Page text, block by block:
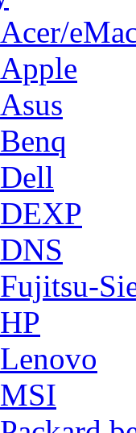
Acer/
Apple
Asus
Benq
Dell
DEXP
DNS
Fujitsu-
HP
Lenovo
MSI